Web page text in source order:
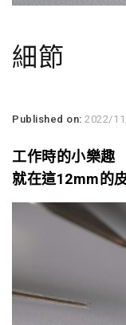
細節
Published on:2022/
工作時的小樂趣
就在這12mm的